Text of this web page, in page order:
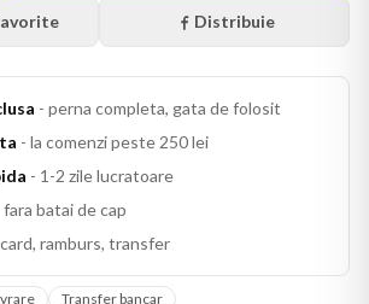
Distribuie
- perna completa, gata de folosit
- la comenzi peste 250 lei
- 1-2 zile lucratoare
fara batai de cap
card, ramburs, transfer
Transfer bancar